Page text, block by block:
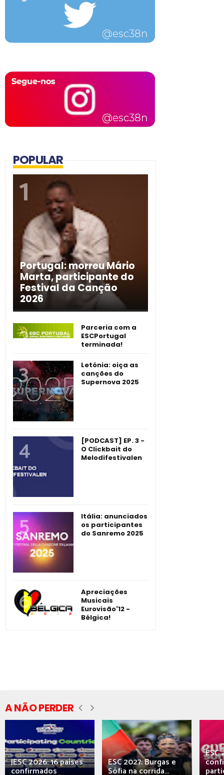
POPULAR
Portugal: morreu Mário
Marta, participante do
Festival da Canção
2026
Parceria com a
ESCPortugal
terminada!
Letónia: oiça as
canções do
Supernova 2025
[PODCAST] EP. 3 -
O Clickbait do
Melodifestivalen
Itália: anunciados
os participantes
do Sanremo 2025
Apreciações
Musicais
Eurovisão'12 -
Bélgica!
A NÃO PERDER
JESC 2026: 16 países
confirmados
ESC 2027: Burgas e
Sófia na corrida...
ESC